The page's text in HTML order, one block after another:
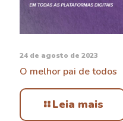
24 de agosto de 2023
O melhor pai de todos
Leia mais